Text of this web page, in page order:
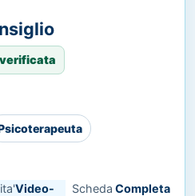
Video-
Scheda Completa